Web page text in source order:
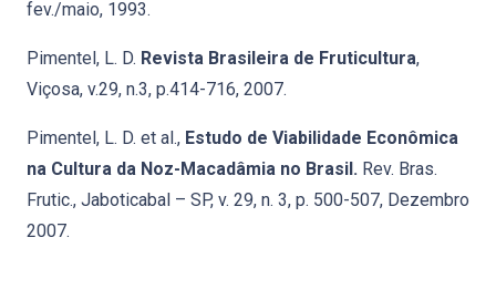
fev./maio, 1993.
Pimentel, L. D. Revista Brasileira de Fruticultura,
Viçosa, v.29, n.3, p.414-716, 2007.
Pimentel, L. D. et al., Estudo de Viabilidade Econômica
na Cultura da Noz-Macadâmia no Brasil. Rev. Bras.
Frutic., Jaboticabal – SP, v. 29, n. 3, p. 500-507, Dezembro
2007.